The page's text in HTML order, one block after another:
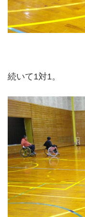
続いて1対1。